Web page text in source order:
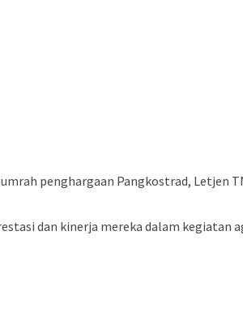
penghargaan Pangkostrad, Letjen
dan kinerja mereka dalam kegiatan